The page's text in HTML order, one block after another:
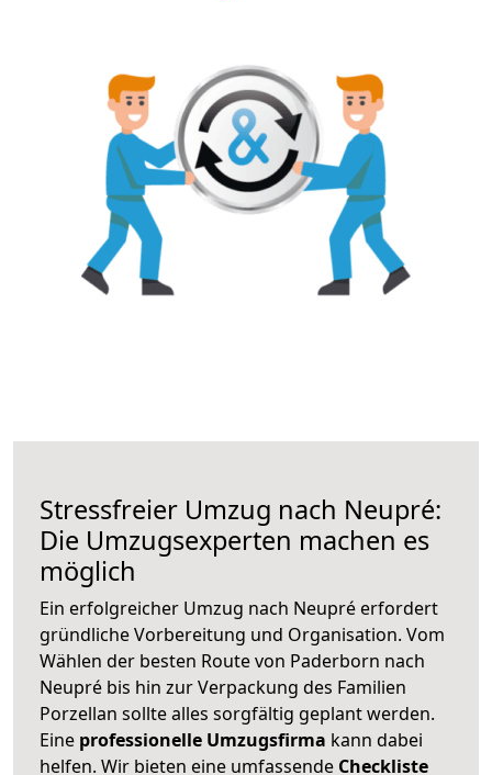
Stressfreier Umzug nach Neupré:
Die Umzugsexperten machen es
möglich
Ein erfolgreicher Umzug nach Neupré erfordert
gründliche Vorbereitung und Organisation. Vom
Wählen der besten Route von Paderborn nach
Neupré bis hin zur Verpackung des Familien
Porzellan sollte alles sorgfältig geplant werden.
Eine professionelle Umzugsfirma kann dabei
helfen. Wir bieten eine umfassende Checkliste